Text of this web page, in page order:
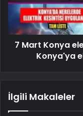
7 Mart Konya
Konya'ya
İlgili Makaleler